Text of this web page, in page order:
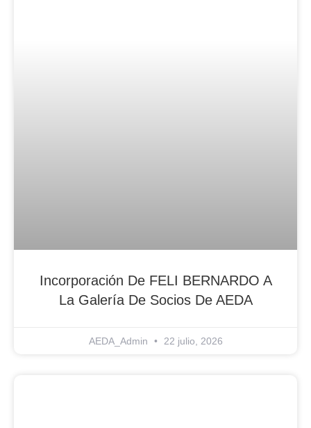
Incorporación De FELI BERNARDO A
La Galería De Socios De AEDA
AEDA_Admin 22 julio, 2026